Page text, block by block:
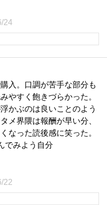
24
入。口調が苦手な部分も
やすく飽きづらかった。
かぶのは良いことのよう
メ界隈は報酬が早い分、
なった読後感に笑った。
でみよう自分
22